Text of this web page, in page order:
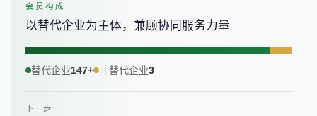
会员构成
以替代企业为主体，兼顾协同服务力量
替代企业147+ 非替代企业3
下一步